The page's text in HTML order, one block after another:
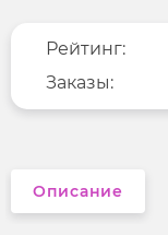
Рисунок
Вырез горловины
Фактура материала
Рейтинг:
Заказы:
Описание